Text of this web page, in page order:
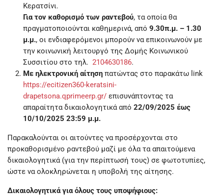
Κερατσίνι.
Για τον καθορισμό των ραντεβού, τα οποία θα
πραγματοποιούνται καθημερινά, από 9.30π.μ. – 1.30
μ.μ., οι ενδιαφερόμενοι μπορούν να επικοινωνούν με
την κοινωνική λειτουργό της Δομής Κοινωνικού
Συσσιτίου στο τηλ. 2104630186.
Mε ηλεκτρονική αίτηση πατώντας στο παρακάτω link
https://ecitizen360-keratsini-
drapetsona.qprimeerp.gr/ επισυνάπτοντας τα
απαραίτητα δικαιολογητικά από 22/09/2025 έως
10/10/2025 23:59 μ.μ.
Παρακαλούνται οι αιτούντες να προσέρχονται στο
προκαθορισμένο ραντεβού μαζί με όλα τα απαιτούμενα
δικαιολογητικά (για την περίπτωσή τους) σε φωτοτυπίες,
ώστε να ολοκληρώνεται η υποβολή της αίτησης.
Δικαιολογητικά για όλους τους υποψήφιους: